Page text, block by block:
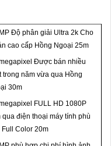
Độ phân giải Ultra 2k Cho
cao cấp Hồng Ngoại 25m
Được bán nhiều
trong năm vừa qua Hồng
30m
FULL HD 1080P
qua điện thoại máy tính phù
Color 20m